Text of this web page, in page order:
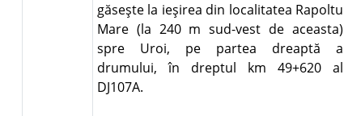
găseşte la ieşirea din localitatea Rapoltu
Mare (la 240 m sud-vest de aceasta)
spre Uroi, pe partea dreaptă a
drumului, în dreptul km 49+620 al
DJ107A.